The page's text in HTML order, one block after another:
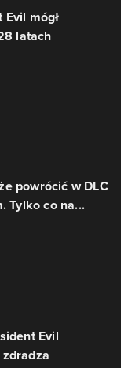
mógł
latach
powrócić w DLC
Tylko co na...
Evil